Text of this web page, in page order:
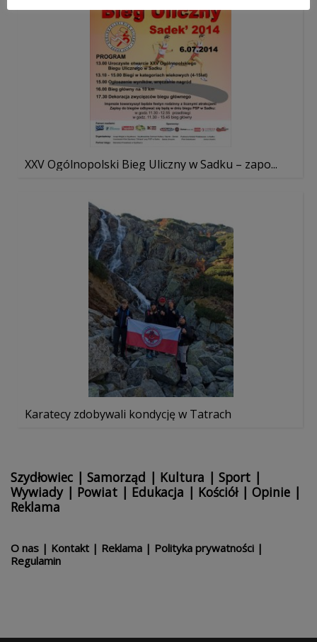
XXV Ogólnopolski Bieg Uliczny w Sadku – zapo...
Karatecy zdobywali kondycję w Tatrach
Szydłowiec | Samorząd | Kultura | Sport |
Wywiady| Powiat | Edukacja | Kościół| Opinie |
Reklama
O nas | Kontakt | Reklama | Polityka prywatności |
Regulamin